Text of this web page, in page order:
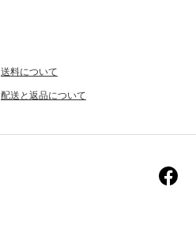
送料について
配送と返品について